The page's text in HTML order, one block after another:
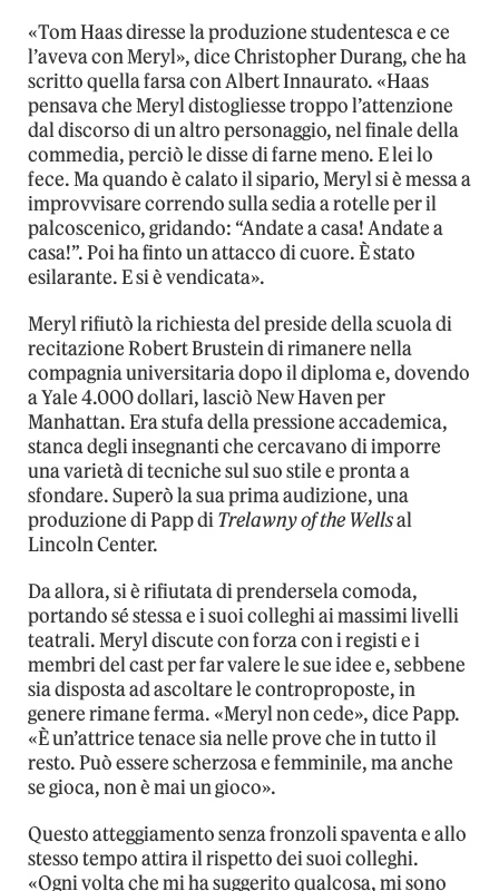
«Tom Haas diresse la produzione studentesca e ce
l’aveva con Meryl», dice Christopher Durang, che ha
scritto quella farsa con Albert Innaurato. «Haas
pensava che Meryl distogliesse troppo l’attenzione
dal discorso di un altro personaggio, nel finale della
commedia, perciò le disse di farne meno. E lei lo
fece. Ma quando è calato il sipario, Meryl si è messa a
improvvisare correndo sulla sedia a rotelle per il
palcoscenico, gridando: “Andate a casa! Andate a
casa!”. Poi ha finto un attacco di cuore. È stato
esilarante. E si è vendicata».
Meryl rifiutò la richiesta del preside della scuola di
recitazione Robert Brustein di rimanere nella
compagnia universitaria dopo il diploma e, dovendo
a Yale 4.000 dollari, lasciò New Haven per
Manhattan. Era stufa della pressione accademica,
stanca degli insegnanti che cercavano di imporre
una varietà di tecniche sul suo stile e pronta a
sfondare. Superò la sua prima audizione, una
produzione di Papp diTrelawny of the Wellsal
Lincoln Center.
Da allora, si è rifiutata di prendersela comoda,
portando sé stessa e i suoi colleghi ai massimi livelli
teatrali. Meryl discute con forza con i registi e i
membri del cast per far valere le sue idee e, sebbene
sia disposta ad ascoltare le controproposte, in
genere rimane ferma. «Meryl non cede», dice Papp.
«È un’attrice tenace sia nelle prove che in tutto il
resto. Può essere scherzosa e femminile, ma anche
se gioca, non è mai un gioco».
Questo atteggiamento senza fronzoli spaventa e allo
stesso tempo attira il rispetto dei suoi colleghi.
«Ogni volta che mi ha suggerito qualcosa, mi sono